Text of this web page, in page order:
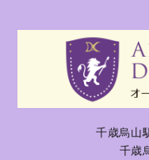
千歳烏山
千歳